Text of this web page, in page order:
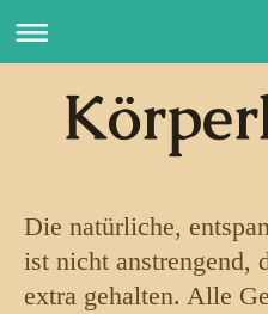
Die natürliche,
ist nicht anstrengend,
extra gehalten. Alle